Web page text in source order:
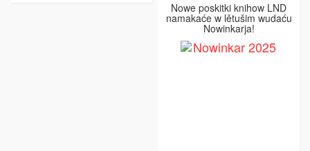
Nowe poskitki knihow LND
namakaće w lětušim wudaću
Nowinkarja!